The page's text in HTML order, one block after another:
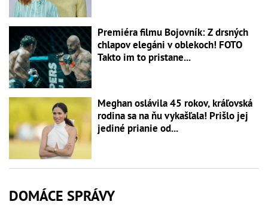
Premiéra filmu Bojovník: Z drsných
chlapov elegáni v oblekoch! FOTO
Takto im to pristane...
Meghan oslávila 45 rokov, kráľovská
rodina sa na ňu vykašľala! Prišlo jej
jediné prianie od...
DOMÁCE SPRÁVY